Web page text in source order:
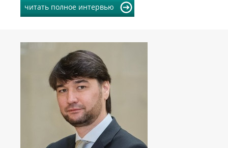
читать полное интервью